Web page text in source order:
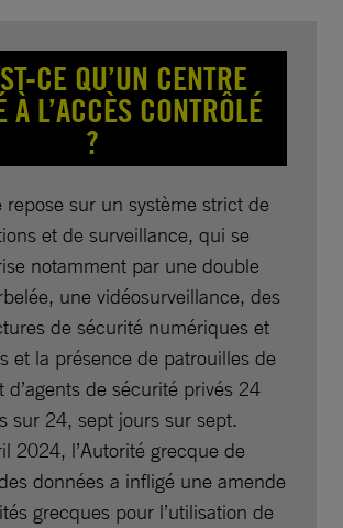
CE QU’UN CENTRE
À L’ACCÈS CONTRÔLÉ
?
repose sur un système strict de
et de surveillance, qui se
notamment par une double
une vidéosurveillance, des
de sécurité numériques et
et la présence de patrouilles de
d’agents de sécurité privés 24
sur 24, sept jours sur sept.
2024, l’Autorité grecque de
données a infligé une amende
grecques pour l’utilisation de